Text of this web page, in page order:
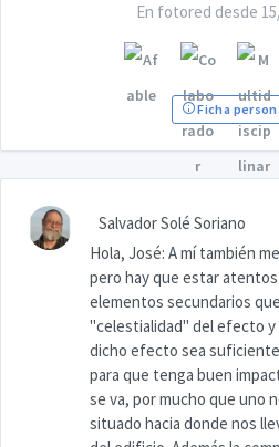
En fotored desde
Ficha
Salvador Solé Soriano
Hola, José: A mí también
pero hay que estar
elementos secundarios
"celestialidad" del efecto
dicho efecto sea
para que tenga buen
se va, por mucho que uno
situado hacia donde nos